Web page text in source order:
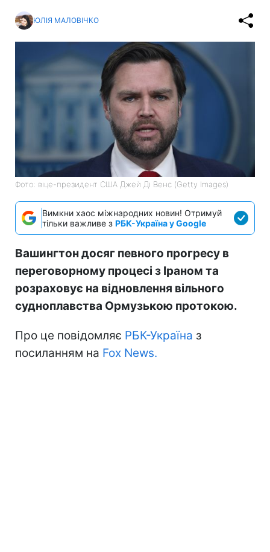
ЮЛІЯ МАЛОВІЧКО
Фото: віце-президент США Джей Ді Венс (Getty Images)
Вимкни хаос міжнародних новин! Отримуй
тільки важливе з РБК-Україна у Google
Вашингтон досяг певного прогресу в
переговорному процесі з Іраном та
розраховує на відновлення вільного
судноплавства Ормузькою протокою.
Про це повідомляє РБК-Україна з
посиланням на Fox News.